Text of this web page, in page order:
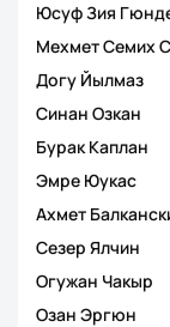
Юсуф Зия
Мехмет Семих
Догу Йылмаз
Синан Озкан
Бурак Каплан
Эмре Юукас
Ахмет
Сезер Ялчин
Огужан Чакыр
Озан Эргюн